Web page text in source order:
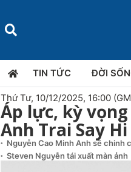
TIN TỨC ĐỜI
Thứ Tư, 10/12/2025, 16:00
Áp lực, kỳ
Anh Trai Say
Nguyễn Cao Minh Anh sẽ chinh
Steven Nguyễn tái xuất màn ảnh